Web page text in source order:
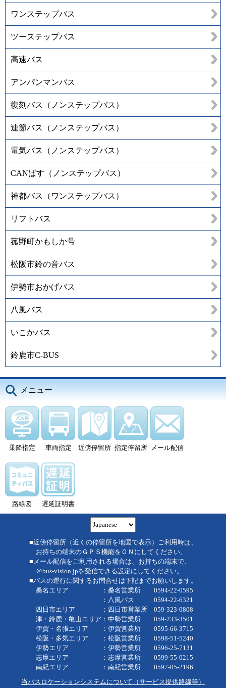
ワンステップバス
ツーステップバス
高速バス
アンパンマンバス
復刻バス（ノンステップバス）
連節バス（ノンステップバス）
電気バス（ノンステップバス）
CANばす（ノンステップバス）
神都バス（ワンステップバス）
リフトバス
菰野町かもしか号
松阪市鈴の音バス
伊勢市おかげバス
八風バス
いこかバス
鈴鹿市C-BUS
メニュー
乗降指定 車両指定 近傍停留所 指定停留所 メール配信
路線図 遅延証明書
■近傍停留所（近くの停留所を地図で表示）ご利用時は、
お持ちの端末のＧＰＳ機能をＯＮにしてください。
■メール配信をご利用される場合は、お持ちの端末で、
＠bus-vision.jpを受信できる設定にしてください。
■バスの運行に関するお問合せは下記までお願いします。
桑名エリア ：桑名営業所 0594-22-0595
：八風バス 0594-22-6321
四日市エリア ：四日市営業所 059-323-0808
津・鈴鹿・亀山エリア：中勢営業所 059-233-3501
伊賀・名張エリア ：伊賀営業所 0595-66-3715
松阪・多気エリア ：松阪営業所 0598-51-5240
伊勢エリア ：伊勢営業所 0596-25-7131
志摩エリア ：志摩営業所 0599-55-0215
南紀エリア ：南紀営業所 0597-85-2196
当バスロケーションシステムについて（サービス提供路線等）